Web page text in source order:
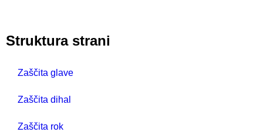
Struktura strani
Zaščita glave
Zaščita dihal
Zaščita rok